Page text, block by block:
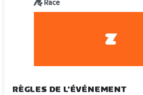
Race
RÈGLES DE L'ÉVÉNEMENT